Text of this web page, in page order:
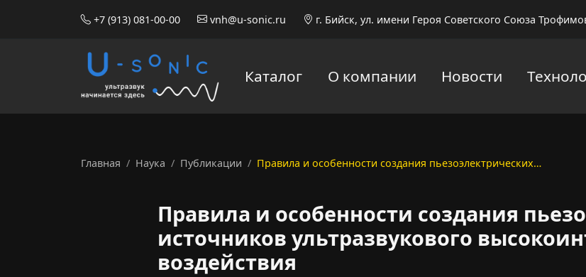
+7 (913) 081-00-00 vnh@u-sonic.ru г. Бийск, ул. имени Героя Советского Союза
Каталог О компании Новости
Главная Наука Публикации Правила и особенности создания пьезоэлектрических…
Правила и особенности создания
источников ультразвукового
воздействия